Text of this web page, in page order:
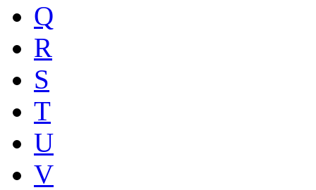
Q
R
S
T
U
V